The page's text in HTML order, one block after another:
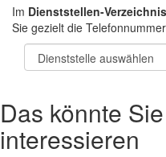
Im Dienststellen-Verzeichnis
Sie gezielt die
Das könnte
interessieren